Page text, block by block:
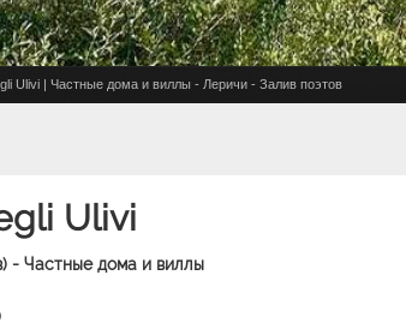
Ulivi | Частные дома и виллы - Леричи - Залив поэтов
Ulivi
- Частные дома и виллы